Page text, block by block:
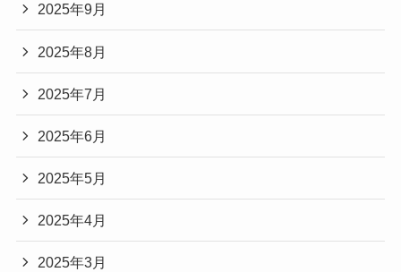
2025年9月
2025年8月
2025年7月
2025年6月
2025年5月
2025年4月
2025年3月